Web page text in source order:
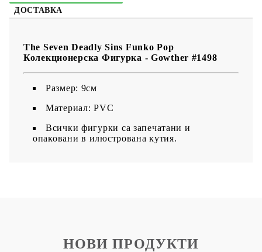
ДОСТАВКА
The Seven Deadly Sins Funko Pop
Колекционерска Фигурка - Gowther #1498
Размер: 9см
Материал: PVC
Всички фигурки са запечатани и
опаковани в илюстрована кутия.
НОВИ ПРОДУКТИ